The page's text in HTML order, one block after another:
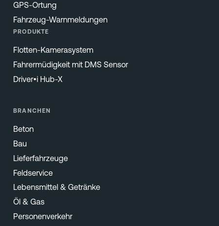
GPS-Ortung
Fahrzeug-Warnmeldungen
PRODUKTE
Flotten-Kamerasystem
Fahrermüdigkeit mit DMS Sensor
Driver•i Hub-X
BRANCHEN
Beton
Bau
Lieferfahrzeuge
Feldservice
Lebensmittel & Getränke
Öl & Gas
Personenverkehr